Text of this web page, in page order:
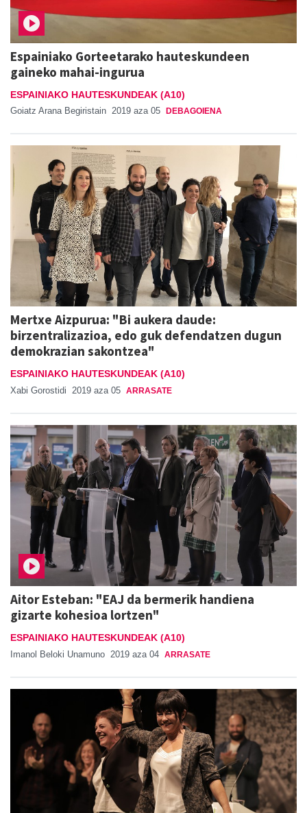
Espainiako Gorteetarako hauteskundeen
gaineko mahai-ingurua
ESPAINIAKO HAUTESKUNDEAK (A10)
Goiatz Arana Begiristain 2019 aza 05 DEBAGOIENA
Mertxe Aizpurua: "Bi aukera daude:
birzentralizazioa, edo guk defendatzen dugun
demokrazian sakontzea"
ESPAINIAKO HAUTESKUNDEAK (A10)
Xabi Gorostidi 2019 aza 05 ARRASATE
Aitor Esteban: "EAJ da bermerik handiena
gizarte kohesioa lortzen"
ESPAINIAKO HAUTESKUNDEAK (A10)
Imanol Beloki Unamuno 2019 aza 04 ARRASATE